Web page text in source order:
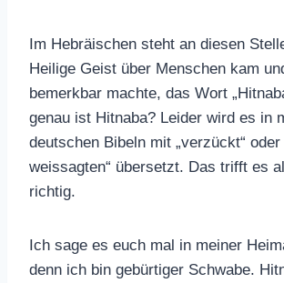
Im Hebräischen steht an diesen
Heilige Geist über Menschen kam
bemerkbar machte, das Wort
genau ist Hitnaba? Leider wird es in
deutschen Bibeln mit „verzückt“ oder
weissagten“ übersetzt. Das trifft es
richtig.
Ich sage es euch mal in meiner
denn ich bin gebürtiger Schwabe.